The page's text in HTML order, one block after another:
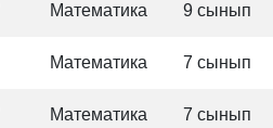
Математика 9 сынып
Математика 7 сынып
Математика 7 сынып